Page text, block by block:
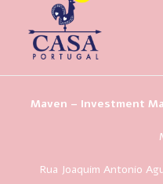
Maven – Investment
Rua Joaquim Antonio